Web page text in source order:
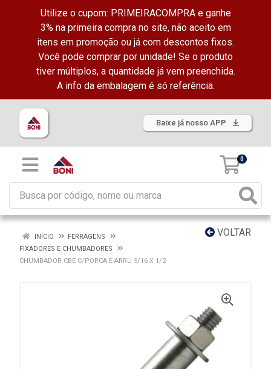
Utilize o cupom: PRIMEIRACOMPRA e ganhe
3% na primeira compra no site, não aceito em
itens em promoção ou já com descontos fixos.
Você pode comprar por unidade! Se o produto
tiver múltiplos, a quantidade já vem preenchida.
A info da embalagem é só referência.
Baixe já nosso APP
0
VOLTAR
INÍCIO
FERRAGENS
FIXADORES E CHUMBADORES
CHUMBADOR CBE C/PORCA E ARRU 5/16 X 1/2